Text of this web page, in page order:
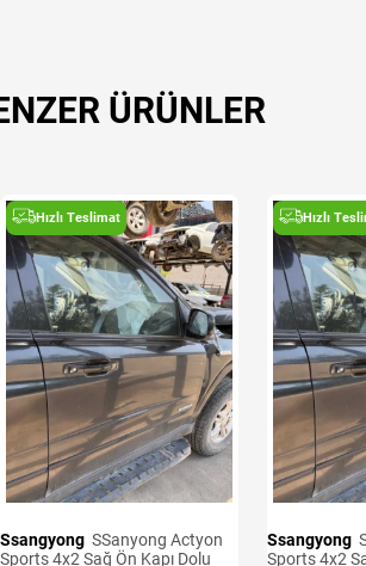
ÜRÜNLER
Hızlı Teslimat
Ssangyong
Sports 4x2 Sağ Ön Kapı Dolu
Hızlı
Ssangyong
Sports 4x2